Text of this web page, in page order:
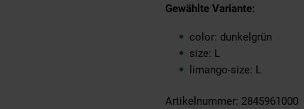
Gewählte Variante:
color: dunkelgrün
size: L
limango-size: L
Artikelnummer: 2845961000